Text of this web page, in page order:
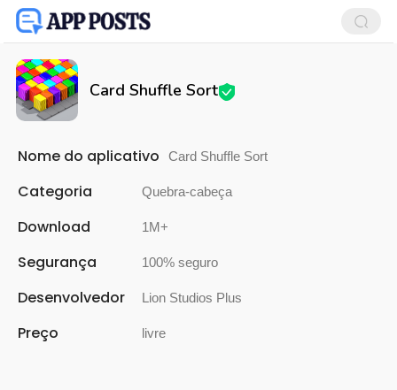
Card Shuffle Sort
Nome do aplicativo Card Shuffle Sort
Categoria Quebra-cabeça
Download 1M+
Segurança 100% seguro
Desenvolvedor Lion Studios Plus
Preço livre